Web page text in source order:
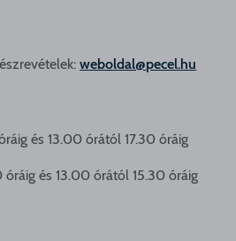
weboldal@pecel.hu
és 13.00 órától 17.30 óráig
és 13.00 órától 15.30 óráig